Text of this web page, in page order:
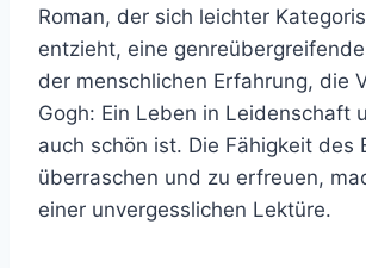
Roman, der sich leichter
entzieht, eine
der menschlichen Erfahrung, die
Gogh: Ein Leben in Leidenschaft
auch schön ist. Die Fähigkeit des
überraschen und zu erfreuen,
einer unvergesslichen Lektüre.